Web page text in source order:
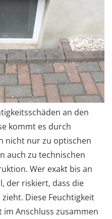
an den
kommt es durch
nicht nur zu optischen
auch zu technischen
Wer exakt bis an
der riskiert, dass die
Diese Feuchtigkeit
Anschluss zusammen